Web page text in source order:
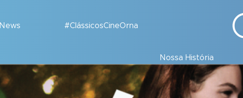
News #ClássicosCineOrna
Nossa História